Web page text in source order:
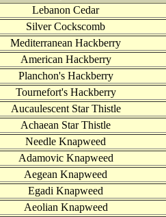
Lebanon Cedar
Silver Cockscomb
Mediterranean Hackberry
American Hackberry
Planchon's Hackberry
Tournefort's Hackberry
Aucaulescent Star Thistle
Achaean Star Thistle
Needle Knapweed
Adamovic Knapweed
Aegean Knapweed
Egadi Knapweed
Aeolian Knapweed